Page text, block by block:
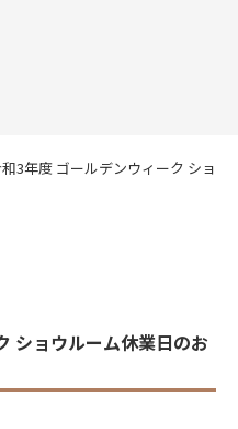
3年度 ゴールデンウィーク ショ
ショウルーム休業日のお